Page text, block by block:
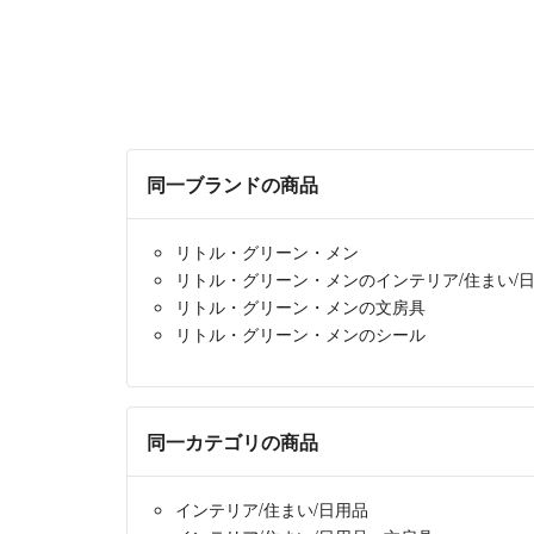
同一ブランドの商品
リトル・グリーン・メン
リトル・グリーン・メンのインテリア/住まい/
リトル・グリーン・メンの文房具
リトル・グリーン・メンのシール
同一カテゴリの商品
インテリア/住まい/日用品